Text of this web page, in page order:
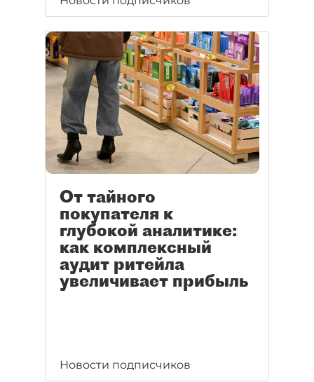
От тайного
покупателя к
глубокой аналитике:
как комплексный
аудит ритейла
увеличивает прибыль
Новости подписчиков